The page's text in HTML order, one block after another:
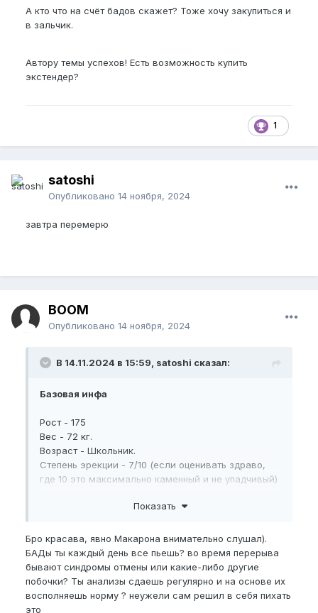
А кто что на счёт бадов скажет? Тоже хочу закупиться и
в зальчик.
Автору темы успехов! Есть возможность купить
экстендер?
1
satoshi
Опубликовано 14 ноября, 2024
завтра перемерю
BOOM
Опубликовано 14 ноября, 2024
В 14.11.2024 в 15:59, satoshi сказал:
Базовая инфа
Рост - 175
Вес - 72 кг.
Возраст - Школьник.
Степень эрекции - 7/10 (если оценивать здраво,
где 10 это максимально каменный и не упадчивый)
сейчас есть желание пойти на ММА либо БОКС.
Замеры на 14.11.24:
NBPEL -16
BPEL-16.5
Показать
Бро красава, явно Макарона внимательно слушал).
БАДы ты каждый день все пьешь? во время перерыва
бывают синдромы отмены или какие-либо другие
побочки? Ты анализы сдаешь регулярно и на основе их
восполняешь норму ? неужели сам решил в себя пихать
это